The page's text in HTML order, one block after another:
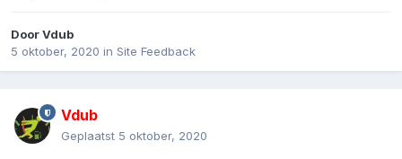
DoorVdub
5 oktober, 2020 in Site Feedback
Vdub
Geplaatst 5 oktober, 2020